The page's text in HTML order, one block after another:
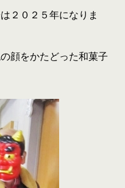
２０２５年になりま
顔をかたどった和菓子